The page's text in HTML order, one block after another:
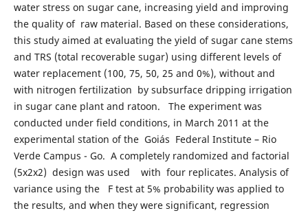
water stress on sugar cane, increasing yield and improving
the quality of raw material. Based on these considerations,
this study aimed at evaluating the yield of sugar cane stems
and TRS (total recoverable sugar) using different levels of
water replacement (100, 75, 50, 25 and 0%), without and
with nitrogen fertilization by subsurface dripping irrigation
in sugar cane plant and ratoon. The experiment was
conducted under field conditions, in March 2011 at the
experimental station of the Goiás Federal Institute – Rio
Verde Campus - Go. A completely randomized and factorial
(5x2x2) design was used with four replicates. Analysis of
variance using the F test at 5% probability was applied to
the results, and when they were significant, regression